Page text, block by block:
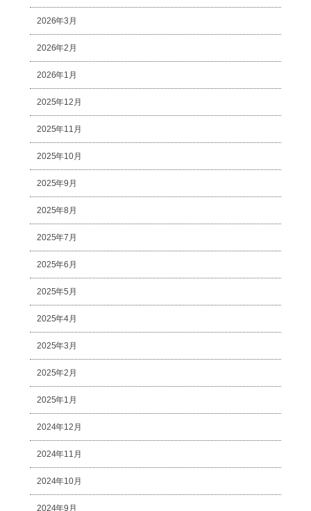
2026年3月
2026年2月
2026年1月
2025年12月
2025年11月
2025年10月
2025年9月
2025年8月
2025年7月
2025年6月
2025年5月
2025年4月
2025年3月
2025年2月
2025年1月
2024年12月
2024年11月
2024年10月
2024年9月